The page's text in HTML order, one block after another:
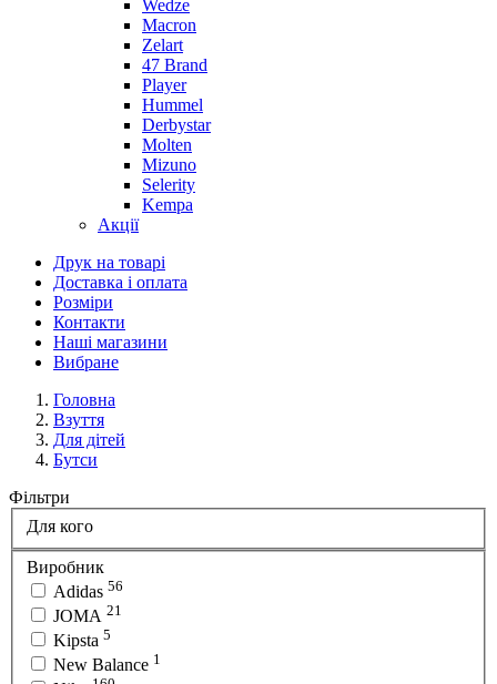
Wedze
Macron
Zelart
47 Brand
Player
Hummel
Derbystar
Molten
Mizuno
Selerity
Kempa
Акції
Друк на товарі
Доставка і оплата
Розміри
Контакти
Наші магазини
Вибране
Головна
Взуття
Для дітей
Бутси
Фільтри
Для кого
Виробник
Adidas 56
JOMA 21
Kipsta 5
New Balance 1